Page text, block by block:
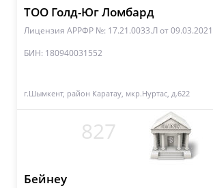
ТОО Голд-Юг Ломбард
Лицензия АРРФР №: 17.21.0033.Лот 09.03.2021
БИН: 180940031552
г.Шымкент, район Каратау, мкр.Нуртас, д.622
827
Бейнеу